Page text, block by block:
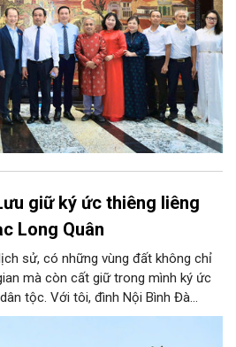
giữ ký ức thiêng liêng
Long Quân
sử, có những vùng đất không chỉ
mà còn cất giữ trong mình ký ức
tộc. Với tôi, đình Nội Bình Đà
quê hương, mà còn gắn với tuổi
ba âm lịch và với niềm tự hào